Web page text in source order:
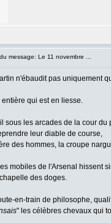
message: Le 11 novembre ...
n'ébaudit pas uniquement
qui est en liesse.
sous les arcades de la cour du
leur diable de course,
des hommes, la croupe
mobiles de l'Arsenal hissent
des doges.
en-train de philosophe,
" les célèbres chevaux qui